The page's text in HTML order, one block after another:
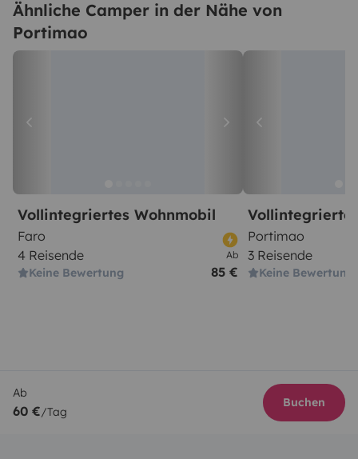
Ähnliche Camper in der Nähe von
Portimao
Vollintegriertes Wohnmobil
Faro
4 Reisende
Keine Bewertung
Ab
85 €
Portimao
3 Reisende
Keine Bewertung
Ab
60 €/Tag
Buchen